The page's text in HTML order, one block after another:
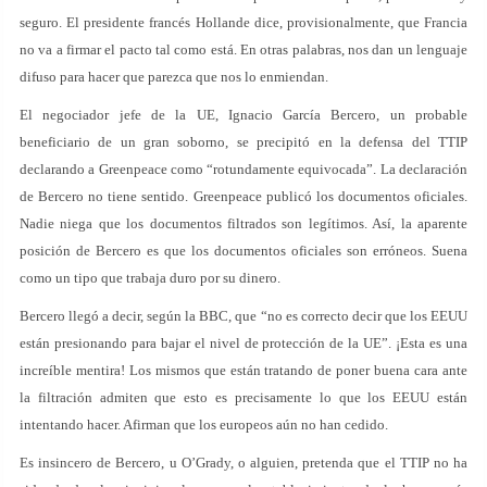
seguro. El presidente francés Hollande dice, provisionalmente, que Francia
no va a firmar el pacto tal como está. En otras palabras, nos dan un lenguaje
difuso para hacer que parezca que nos lo enmiendan.
El negociador jefe de la UE, Ignacio García Bercero, un probable
beneficiario de un gran soborno, se precipitó en la defensa del TTIP
declarando a Greenpeace como “rotundamente equivocada”. La declaración
de Bercero no tiene sentido. Greenpeace publicó los documentos oficiales.
Nadie niega que los documentos filtrados son legítimos. Así, la aparente
posición de Bercero es que los documentos oficiales son erróneos. Suena
como un tipo que trabaja duro por su dinero.
Bercero llegó a decir, según la BBC, que “no es correcto decir que los EEUU
están presionando para bajar el nivel de protección de la UE”. ¡Esta es una
increíble mentira! Los mismos que están tratando de poner buena cara ante
la filtración admiten que esto es precisamente lo que los EEUU están
intentando hacer. Afirman que los europeos aún no han cedido.
Es insincero de Bercero, u O’Grady, o alguien, pretenda que el TTIP no ha